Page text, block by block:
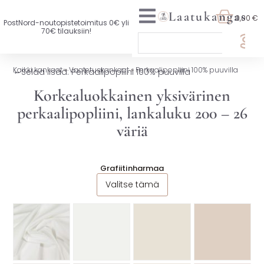
PostNord-noutopistetoimitus 0€ yli
70€ tilauksiin!
UUTTA VALIKOIMASSA
KAIKKI KANKAAT
SISUSTUSKANKAAT
LISENSOIDUT KANKAAT
KANKAAT A-Ö
Laatukangas0,00 €
Kaikki kankaat»Vaatetuskankaat» Perkaalipopliini 100% puuvilla
←Selaa lisää: Perkaalipopliini 100% puuvilla
Korkealuokkainen yksivärinen
perkaalipopliini, lankaluku 200 – 26
väriä
Grafiitinharmaa
Valitse tämä